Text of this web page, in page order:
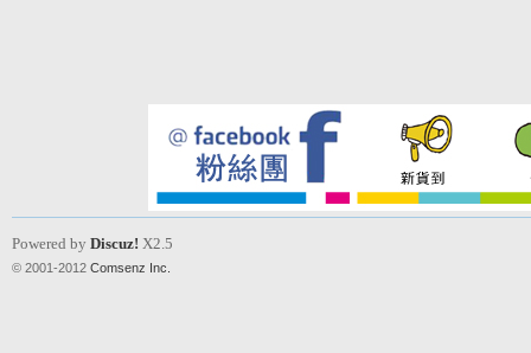
Powered by Discuz! X2.5
© 2001-2012 Comsenz Inc.